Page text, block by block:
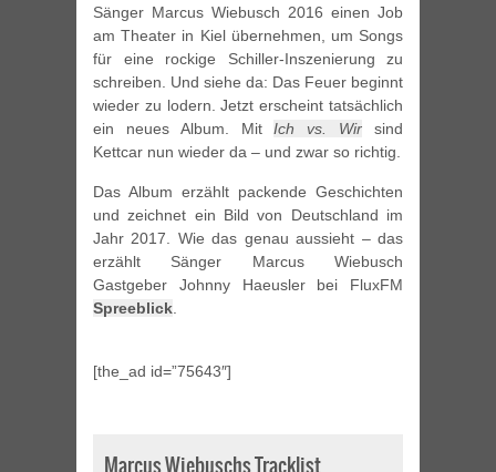
Sänger Marcus Wiebusch 2016 einen Job
am Theater in Kiel übernehmen, um Songs
für eine rockige Schiller-Inszenierung zu
schreiben. Und siehe da: Das Feuer beginnt
wieder zu lodern. Jetzt erscheint tatsächlich
ein neues Album. MitIch vs. Wir sind
Kettcar nun wieder da – und zwar so richtig.
Das Album erzählt packende Geschichten
und zeichnet ein Bild von Deutschland im
Jahr 2017. Wie das genau aussieht – das
erzählt Sänger Marcus Wiebusch
Gastgeber Johnny Haeusler bei FluxFM
Spreeblick.
[the_ad id=”75643″]